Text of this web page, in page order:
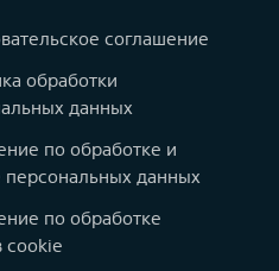
соглашение
обработки
данных
по обработке и
персональных данных
по обработке
cookie